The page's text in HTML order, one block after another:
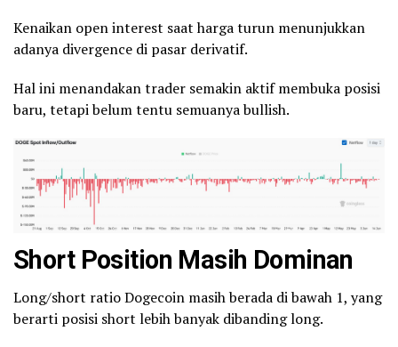
Kenaikan open interest saat harga turun menunjukkan
adanya divergence di pasar derivatif.
Hal ini menandakan trader semakin aktif membuka posisi
baru, tetapi belum tentu semuanya bullish.
Short Position Masih Dominan
Long/short ratio Dogecoin masih berada di bawah 1, yang
berarti posisi short lebih banyak dibanding long.